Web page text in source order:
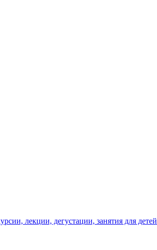
лекции, дегустации, занятия для детей